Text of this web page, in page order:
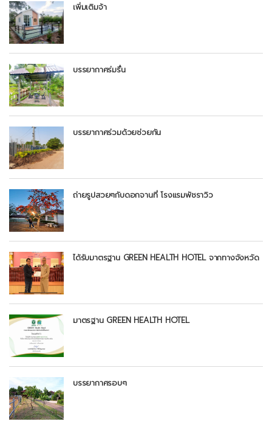
เพิ่มเติมจ้า
บรรยากาศร่มรื่น
บรรยากาศร่วมด้วยช่วยกัน
ถ่ายรูปสวยๆกับดอกจานที่ โรงแรมพัชราวิว
ได้รับมาตรฐาน GREEN HEALTH HOTEL จากทางจังหวัด
มาตรฐาน GREEN HEALTH HOTEL
บรรยากาศรอบๆ